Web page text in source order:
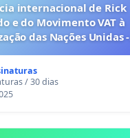
internacional de Rick
e do Movimento VAT à
das Nações Unidas -
6x1 enquanto o lobby
compra a omissão do
/ 30 dias